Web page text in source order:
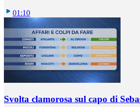
01:10
Svolta clamorosa sul capo di